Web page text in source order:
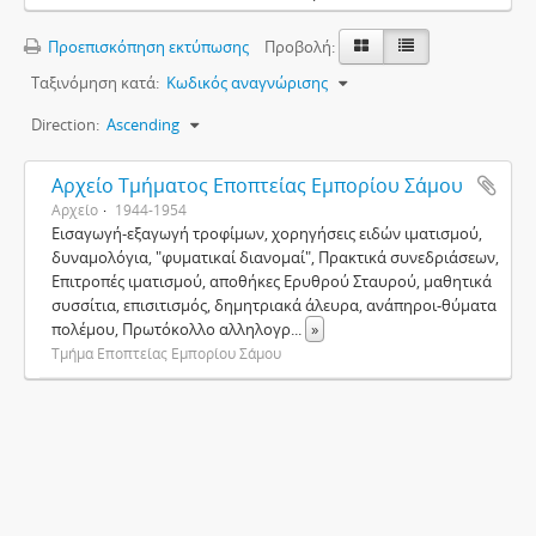
Προεπισκόπηση εκτύπωσης
Προβολή:
Ταξινόμηση κατά: Κωδικός αναγνώρισης
Direction: Ascending
Αρχείο Τμήματος Εποπτείας Εμπορίου Σάμου
Αρχείο 1944-1954
Εισαγωγή-εξαγωγή τροφίμων, χορηγήσεις ειδών ιματισμού,
δυναμολόγια, "φυματικαί διανομαί", Πρακτικά συνεδριάσεων,
Επιτροπές ιματισμού, αποθήκες Ερυθρού Σταυρού, μαθητικά
συσσίτια, επισιτισμός, δημητριακά άλευρα, ανάπηροι-θύματα
πολέμου, Πρωτόκολλο αλληλογρ... »
Τμήμα Εποπτείας Εμπορίου Σάμου